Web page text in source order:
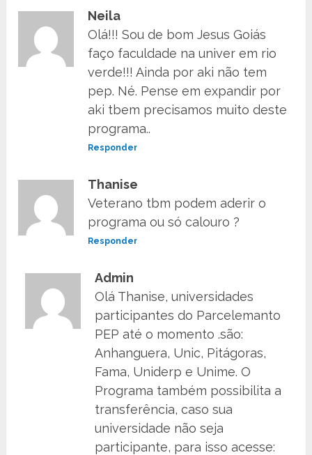
Neila
Olá!!! Sou de bom Jesus Goiás
faço faculdade na univer em rio
verde!!! Ainda por aki não tem
pep. Né. Pense em expandir por
aki tbem precisamos muito deste
programa..
Responder
Thanise
Veterano tbm podem aderir o
programa ou só calouro ?
Responder
Admin
Olá Thanise, universidades
participantes do Parcelemanto
PEP até o momento .são:
Anhanguera, Unic, Pitágoras,
Fama, Uniderp e Unime. O
Programa também possibilita a
transferência, caso sua
universidade não seja
participante, para isso acesse: